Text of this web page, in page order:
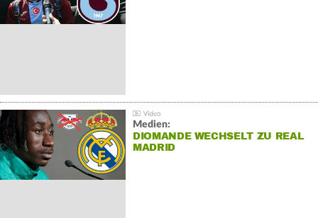
Medien:
DIOMANDE WECHSELT ZU REAL
MADRID